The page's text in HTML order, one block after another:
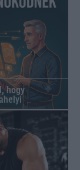
hogy